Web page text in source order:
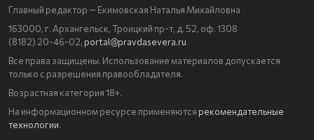
Главный редактор — Екимовская Наталья Михайловна
163000, г. Архангельск, Троицкий пр-т, д. 52, оф. 1308
(8182) 20-46-02, portal@pravdasevera.ru
Все права защищены. Использование материалов допускается
только с разрешения правообладателя.
Возрастная категория 18+.
На информационном ресурсе применяются рекомендательные
технологии.